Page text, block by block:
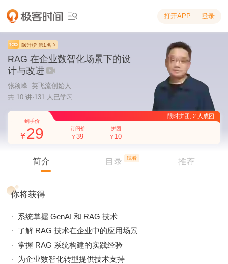
 打开APP 登录
飙升榜 第1名
RAG 在企业数智化场景下的设
计与改进
张颖峰 英飞流创始人
共 10 讲·131 人已学习
29
订阅价
39
拼团
10
简介 目录 试看 推荐
你将获得
系统掌握 GenAI 和 RAG 技术
了解 RAG 技术在企业中的应用场景
掌握 RAG 系统构建的实践经验
为企业数智化转型提供技术支持